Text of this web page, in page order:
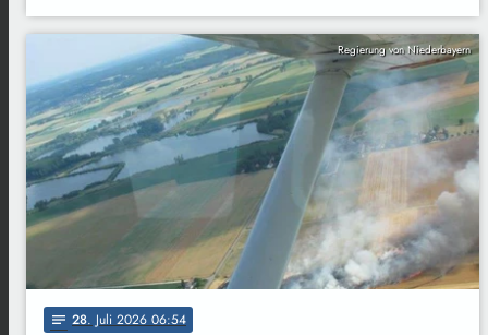
Regierung von Niederbayern
notes 28. Juli 2026 06:54